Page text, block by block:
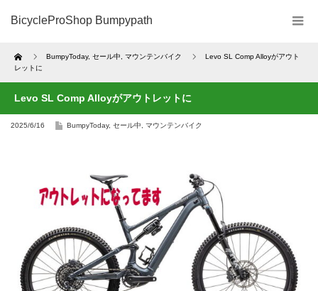
BicycleProShop Bumpypath
Home BumpyToday, セール中 マウンテンバイク
Levo SL Comp Alloyがアウト
レットに
Levo SL Comp Alloyがアウトレットに
2025/6/16 BumpyToday, セール中 マウンテンバイク